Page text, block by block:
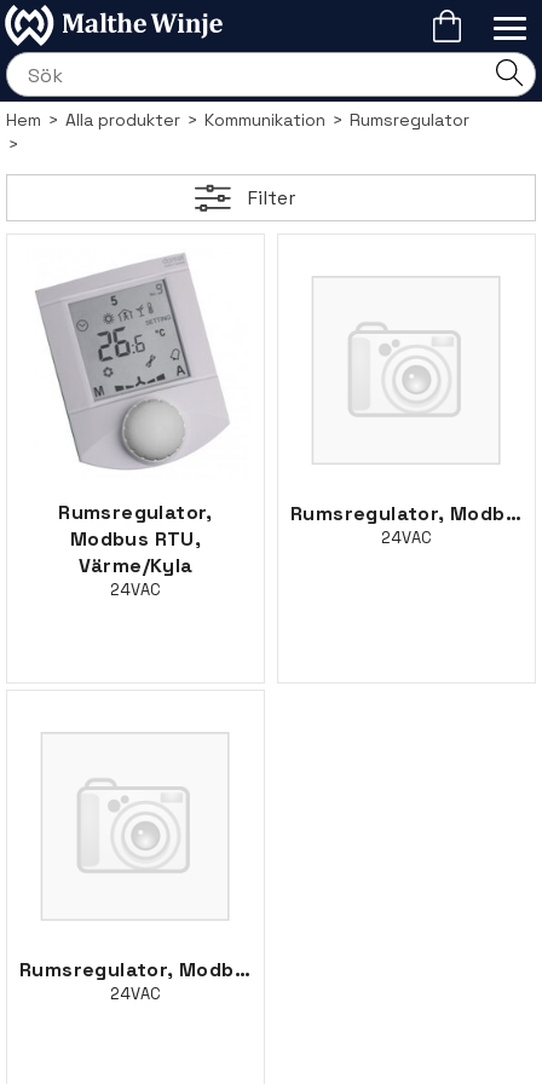
Hem>Alla produkter>Kommunikation>Rumsregulator
>
Filter
Rumsregulator,
Modbus RTU,
Värme/Kyla
24VAC
Rumsregulator, Modbus RTU, Värme/Kyla
24VAC
Rumsregulator, Modbus TCP, Värme/Kyla
24VAC